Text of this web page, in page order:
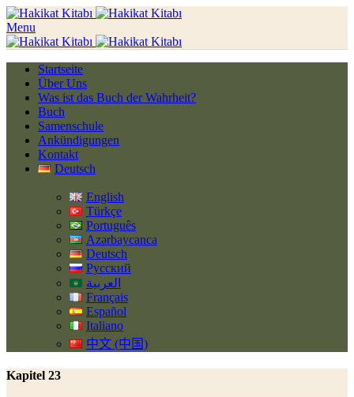
Menu
Startseite
Über Uns
Was ist das Buch der Wahrheit?
Buch
Samenschule
Ankündigungen
Kontakt
Deutsch
English
Türkçe
Português
Azərbaycanca
Deutsch
Русский
العربية
Français
Español
Italiano
中文 (中国)
Kapitel 23